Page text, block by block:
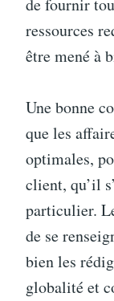
de fournir
ressources
être mené à
Une bonne
que les
optimales,
client, qu’il
particulier.
de se
bien les
globalité et